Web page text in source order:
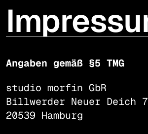
Angaben gemäß §5 TMG
studio morfín GbR
Billwerder Neuer Deich
20539 Hamburg